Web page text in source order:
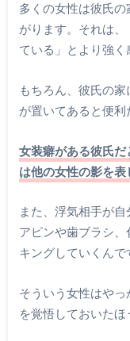
多くの女性は彼氏
がります。それは
ている」とより強く
もちろん、彼氏の
が置いてあると便利
女装癖がある彼氏
は他の女性の影を表
また、浮気相手が
アピンや歯ブラシ
キングしていくんで
そういう女性はや
を覚悟しておいたほ